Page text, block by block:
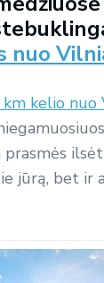
nuo
kelio nuo
jūrą, bet ir